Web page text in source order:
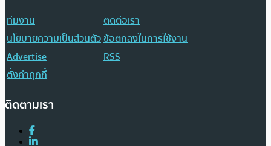
ทีมงาน
ติดต่อเรา
นโยบายความเป็นส่วนตัวข้อตกลงในการใช้งาน
Advertise
RSS
ตั้งค่าคุกกี้
ติดตามเรา